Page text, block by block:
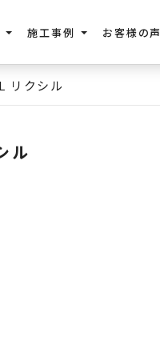
施工事例 お客様の声
リクシル
ル